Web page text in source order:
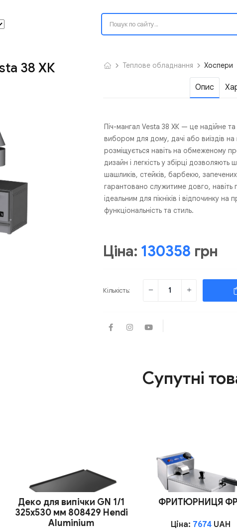
38 ХК Теплове обладнання Хоспери
Опис
Піч-мангал Vesta 38 ХК — це надійне
вибором для дому, дачі або виїздів
розміщується навіть на обмеженому
дизайн і легкість у збірці
шашликів, стейків, барбекю,
гарантовано служитиме довго,
ідеальним для пікніків і відпочинку
функціональність та стиль.
Ціна: 130358 грн
Кількість:
Супутні
Деко для випічки GN 1/1
325x530 мм 808429 Hendi
Aluminium
ФРИТЮРНИЦЯ
Ціна: 7674UAH